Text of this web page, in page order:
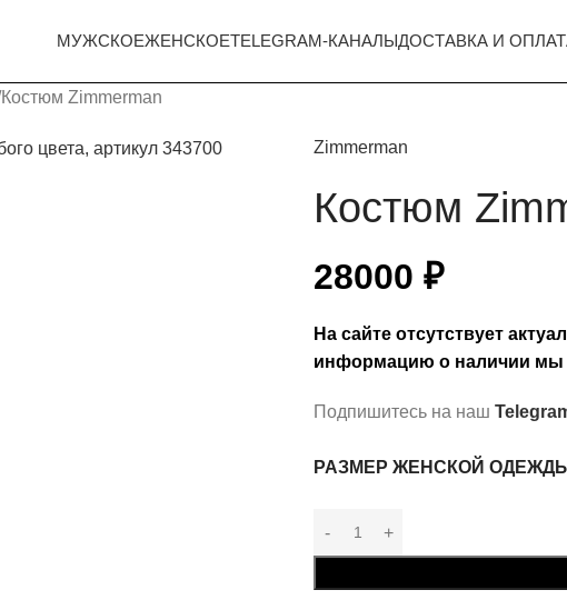
МУЖСКОЕЖЕНСКОЕTELEGRAM-КАНАЛЫДОСТАВКА И
Костюм Zimmerman
Zimmerman
Костюм
28000 ₽
На сайте отсутствует
информацию о наличии мы
Подпишитесь на наш
РАЗМЕР ЖЕНСКОЙ ОДЕЖДЫ